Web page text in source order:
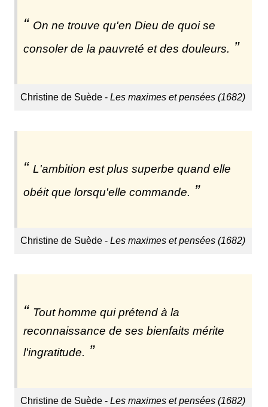
On ne trouve qu'en Dieu de quoi se
consoler de la pauvreté et des douleurs.
Christine de Suède -Les maximes et pensées (1682)
L'ambition est plus superbe quand elle
obéit que lorsqu'elle commande.
Christine de Suède -Les maximes et pensées (1682)
Tout homme qui prétend à la
reconnaissance de ses bienfaits mérite
l'ingratitude.
Christine de Suède -Les maximes et pensées (1682)